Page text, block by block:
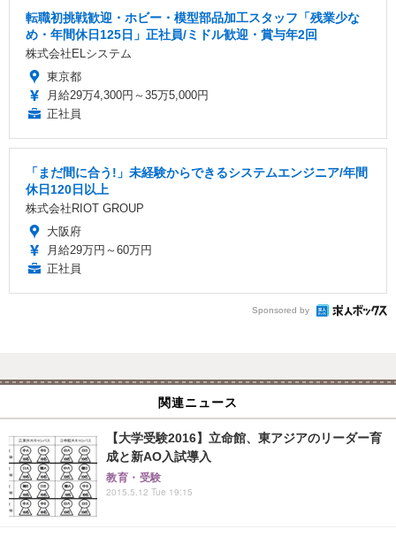
転職初挑戦歓迎・ホビー・模型部品加工スタッフ「残業少な
め・年間休日125日」正社員/ミドル歓迎・賞与年2回
株式会社ELシステム
東京都
月給29万4,300円～35万5,000円
正社員
「まだ間に合う!」未経験からできるシステムエンジニア/年間
休日120日以上
株式会社RIOT GROUP
大阪府
月給29万円～60万円
正社員
Sponsored by
関連ニュース
【大学受験2016】立命館、東アジアのリーダー育
成と新AO入試導入
教育・受験
2015.5.12 Tue 19:15